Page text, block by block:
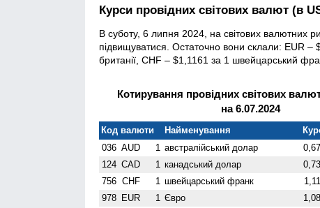
Курси провідних світових валют (в
В суботу, 6 липня 2024, на світових валютних
підвищуватися. Остаточно вони склали: EUR
британії, CHF – $1,1161 за 1 швейцарський
Котирування провідних світових
на 6.07.2024
Код валюти Найменування
036 AUD 1 австралійський долар
124 CAD 1 канадський долар
756 CHF 1 швейцарський франк
978 EUR 1 Євро